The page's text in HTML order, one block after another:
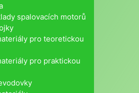
spalovacích motorů
pro teoretickou
pro praktickou